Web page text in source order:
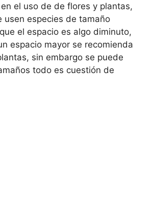
el uso de de flores y plantas,
usen especies de tamaño
el espacio es algo diminuto,
espacio mayor se recomienda
sin embargo se puede
todo es cuestión de